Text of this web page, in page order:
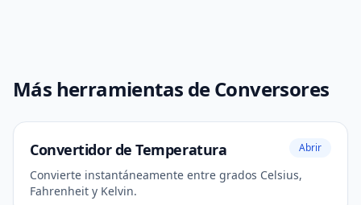
Más herramientas de Conversores
Convertidor de Temperatura Abrir
Convierte instantáneamente entre grados Celsius,
Fahrenheit y Kelvin.